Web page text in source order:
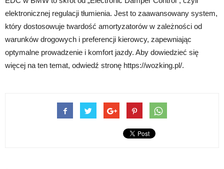
elektronicznej regulacji tłumienia. Jest to zaawansowany system,
który dostosowuje twardość amortyzatorów w zależności od
warunków drogowych i preferencji kierowcy, zapewniając
optymalne prowadzenie i komfort jazdy. Aby dowiedzieć się
więcej na ten temat, odwiedź stronę https://wozking.pl/.